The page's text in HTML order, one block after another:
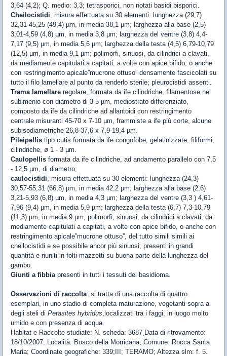
3,64 (4,2); Q. medio: 3,3; tetrasporici, non notati basidi bisporici.
Cheilocistidi, misura effettuata su 30 elementi: lunghezza (29,7)
32,31-45,25 (49,4) µm, in media 38,1 µm; larghezza alla base (2,5)
3,01-4,59 (4,8) µm, in media 3,8 µm; larghezza del ventre (3,8) 4,4-
7,17 (9,5) µm, in media 5,6 µm; larghezza della testa (4,5) 6,79-10,79
(12,5) µm, in media 9,1 µm; polimorfi, sinuosi, da cilindrici a clavati,
da mediamente capitulati a capitati, a volte con apice bifido, o anche
con restringimento apicale”mucrone ottuso” densamente fascicolati su
tutto il filo lamellare al punto da renderlo sterile; pleurocistidi assenti.
Trama lamellare regolare, formata da ife cilindriche, filamentose nel
subimenio con diametro di 3-5 µm, mediostrato differenziato,
composto da ife da cilindriche ad allantoidi con restringimento
centrale misuranti 45-70 x 7-10 µm, frammiste a ife più corte, alcune
subisodiametriche 26,8-37,6 x 7,9-19,4 µm.
Pileipellis tipo cutis formata da ife congofobe, gelatinizzate, filiformi,
cilindriche, ø 1 - 3 µm.
Caulopellis formata da ife cilindriche, ad andamento parallelo con 7,5
- 12,5 µm, di diametro;
caulocistidi, misura effettuata su 30 elementi: lunghezza (24,3)
30,57-55,31 (66,8) µm, in media 42,2 µm; larghezza alla base (2,6)
3,21-5,93 (6,8) µm, in media 4,3 µm; larghezza del ventre (3,3 ) 4,61-
7,96 (9,4) µm, in media 5,9 µm; larghezza della testa (6,7) 7,3-10,79
(11,3) µm, in media 9 µm; polimorfi, sinuosi, da cilindrici a clavati, da
mediamente capitulati a capitati, a volte con apice bifido, o anche con
restringimento apicale”mucrone ottuso”, del tutto simili simili ai
cheilocistidi e se possibile ancor più sinuosi, presenti in grandi
quantità e riuniti in folti mazzetti su buona parte della lunghezza del
gambo.
Giunti a fibbia presenti in tutti i tessuti del basidioma.
Osservazioni di raccolta: si tratta di una raccolta di quattro
esemplari, in uno stadio di completa maturazione, vegetanti sopra a
degli steli di Petasites hybridus,localizzati tra i faggi, in luogo molto
umido e con presenza di acqua.
Habitat e Raccolte studiate: N. scheda: 3687¸Data di ritrovamento:
18/10/2007; Località: Bosco della Morricana; Comune: Rocca Santa
Maria; Coordinate geografiche: 339;III; TERAMO; Altezza slm: f. 5.